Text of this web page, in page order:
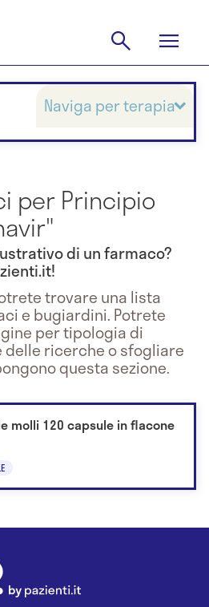
per Principio
di un farmaco?
trovare una lista
e bugiardini. Potrete
per tipologia di
ricerche o sfogliare
questa sezione.
molli 120 capsule in flacone
Naviga per terapia